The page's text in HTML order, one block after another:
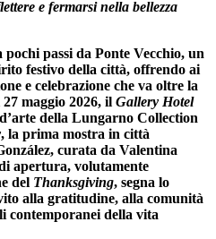
e fermarsi nella bellezza
passi da Ponte Vecchio, un
festivo della città, offrendo ai
e celebrazione che va oltre la
maggio 2026, il Gallery Hotel
della Lungarno Collection
, la prima mostra in città
curata da Valentina
apertura, volutamente
del Thanksgiving, segna lo
alla gratitudine, alla comunità
contemporanei della vita